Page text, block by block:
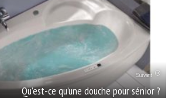
Suivant
Qu’est-ce qu’une douche pour sénior ?